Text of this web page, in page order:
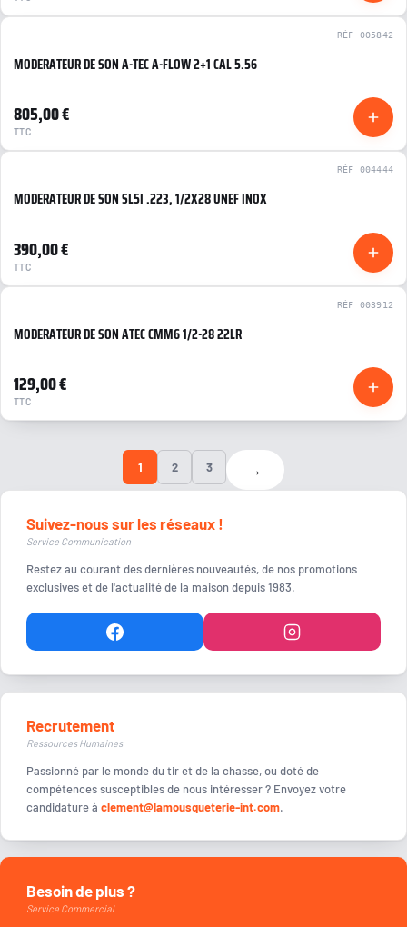
RÉF 005842
MODERATEUR DE SON A-TEC A-FLOW 2+1 CAL 5.56
805,00 €
TTC
RÉF 004444
MODERATEUR DE SON SL5I .223, 1/2X28 UNEF INOX
390,00 €
TTC
RÉF 003912
MODERATEUR DE SON ATEC CMM6 1/2-28 22LR
129,00 €
TTC
1 2 3 →
Suivez-nous sur les réseaux !
Service Communication
Restez au courant des dernières nouveautés, de nos promotions
exclusives et de l'actualité de la maison depuis 1983.
Recrutement
Ressources Humaines
Passionné par le monde du tir et de la chasse, ou doté de
compétences susceptibles de nous intéresser ? Envoyez votre
candidature à clement@lamousqueterie-int.com.
Besoin de plus ?
Service Commercial